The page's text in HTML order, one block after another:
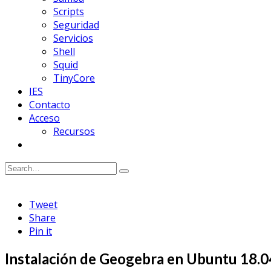
Scripts
Seguridad
Servicios
Shell
Squid
TinyCore
IES
Contacto
Acceso
Recursos
Tweet
Share
Pin it
Instalación de Geogebra en Ubuntu